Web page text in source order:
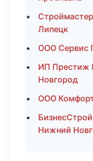
Липецк
ООО Сервис
ИП Престиж
Новгород
ООО
Нижний